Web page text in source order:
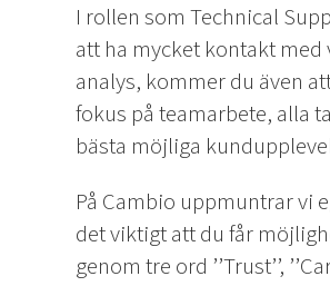
I rollen som Technical
att ha mycket kontakt
analys, kommer du även
fokus på teamarbete, alla
bästa möjliga
På Cambio uppmuntrar vi
det viktigt att du får
genom tre ord ’’Trust’’,